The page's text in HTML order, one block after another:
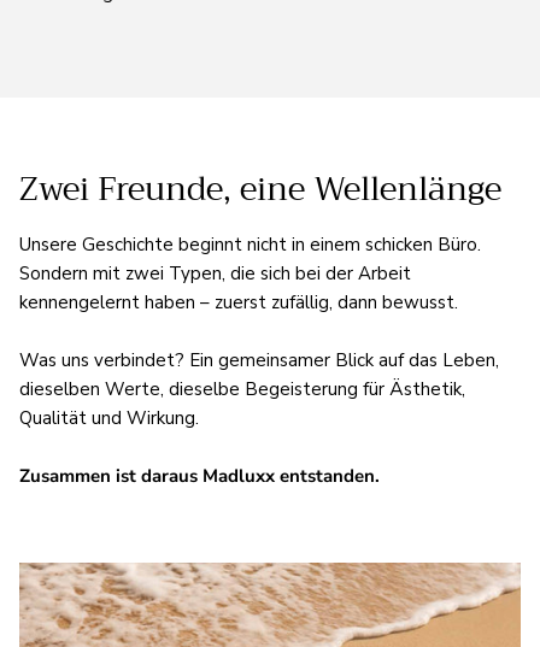
Zwei Freunde, eine Wellenlänge
Unsere Geschichte beginnt nicht in einem schicken Büro.
Sondern mit zwei Typen, die sich bei der Arbeit
kennengelernt haben – zuerst zufällig, dann bewusst.
Was uns verbindet? Ein gemeinsamer Blick auf das Leben,
dieselben Werte, dieselbe Begeisterung für Ästhetik,
Qualität und Wirkung.
Zusammen ist daraus Madluxx entstanden.